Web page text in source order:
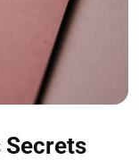
Secrets